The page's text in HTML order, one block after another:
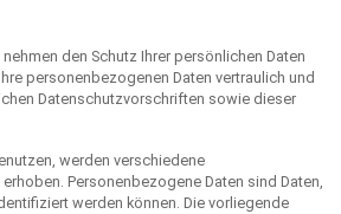
den Schutz Ihrer persönlichen Daten
personenbezogenen Daten vertraulich und
Datenschutzvorschriften sowie dieser
werden verschiedene
Personenbezogene Daten sind Daten,
werden können. Die vorliegende